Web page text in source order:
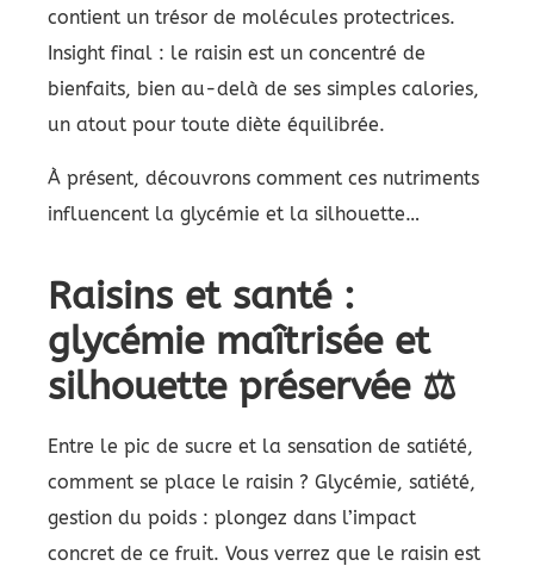
contient un trésor de molécules protectrices.
Insight final : le raisin est un concentré de
bienfaits, bien au-delà de ses simples calories,
un atout pour toute diète équilibrée.
À présent, découvrons comment ces nutriments
influencent la glycémie et la silhouette…
Raisins et santé :
glycémie maîtrisée et
silhouette préservée ⚖️
Entre le pic de sucre et la sensation de satiété,
comment se place le raisin ? Glycémie, satiété,
gestion du poids : plongez dans l’impact
concret de ce fruit. Vous verrez que le raisin est